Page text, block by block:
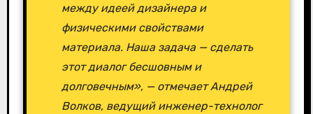
между идеей дизайнера и
физическими свойствами
материала. Наша задача — сделать
этот диалог бесшовным и
долговечным», — отмечает Андрей
Волков, ведущий инженер-технолог